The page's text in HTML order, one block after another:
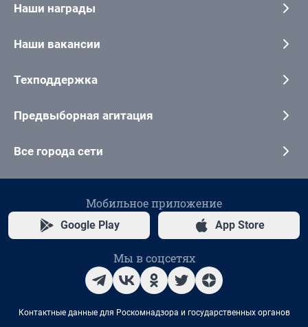
Наши награды
Наши вакансии
Техподдержка
Предвыборная агитация
Все города сети
Мобильное приложение
Google Play App Store
Мы в соцсетях
Контактные данные для Роскомнадзора и государственных органов